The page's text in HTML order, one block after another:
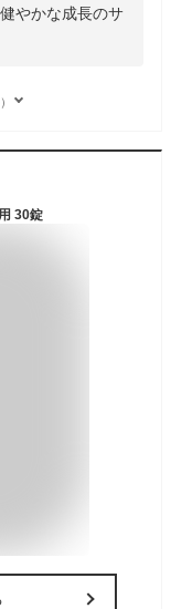
やかな成長のサ
30錠